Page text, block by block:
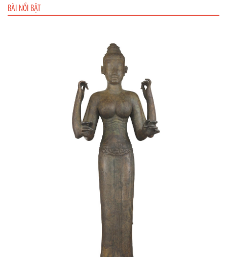
BÀI NỔI BẬT